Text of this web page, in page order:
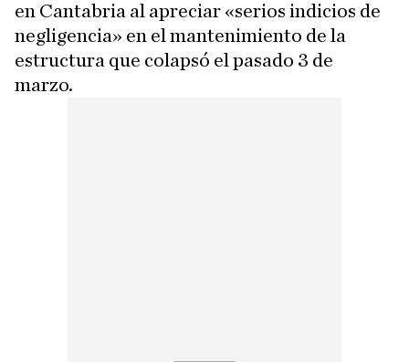
en Cantabria al apreciar «serios indicios de
negligencia» en el mantenimiento de la
estructura que colapsó el pasado 3 de
marzo.